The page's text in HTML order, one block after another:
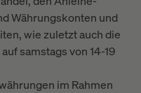
Währungskonten und
wie zuletzt auch die
samstags von 14-19
im Rahmen